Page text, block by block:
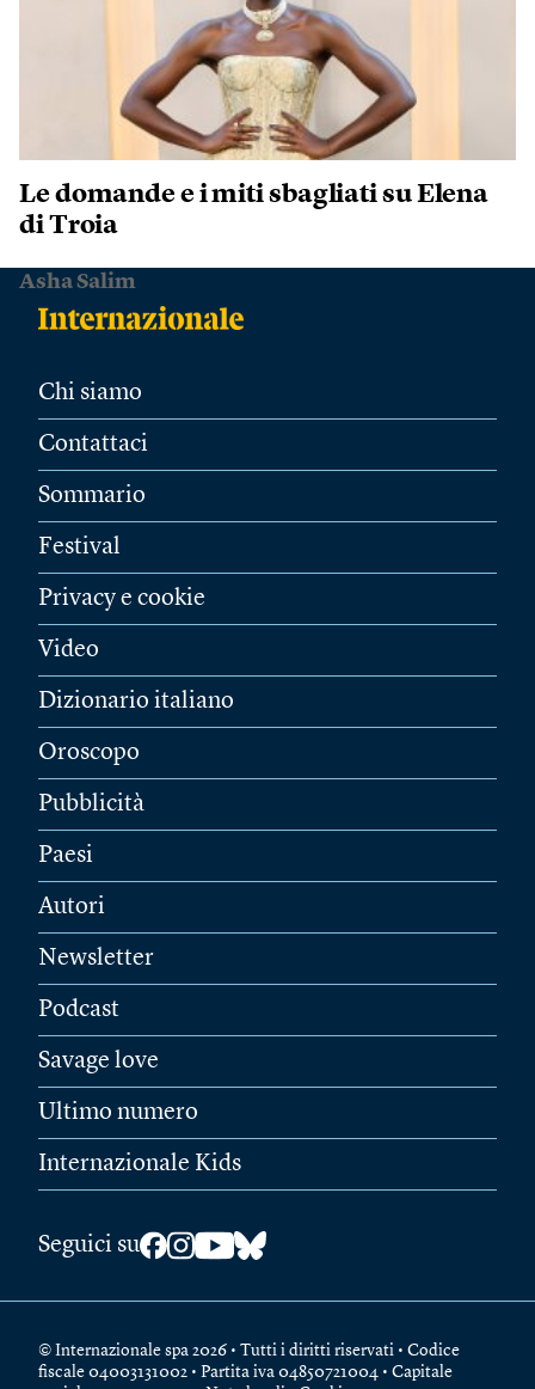
Le domande e i miti sbagliati su Elena
di Troia
Asha Salim
Chi siamo
Contattaci
Sommario
Festival
Privacy e cookie
Video
Dizionario italiano
Oroscopo
Pubblicità
Paesi
Autori
Newsletter
Podcast
Savage love
Ultimo numero
Internazionale Kids
Seguici su
© Internazionale spa 2026 • Tutti i diritti riservati • Codice
fiscale 04003131002 • Partita iva 04850721004 • Capitale